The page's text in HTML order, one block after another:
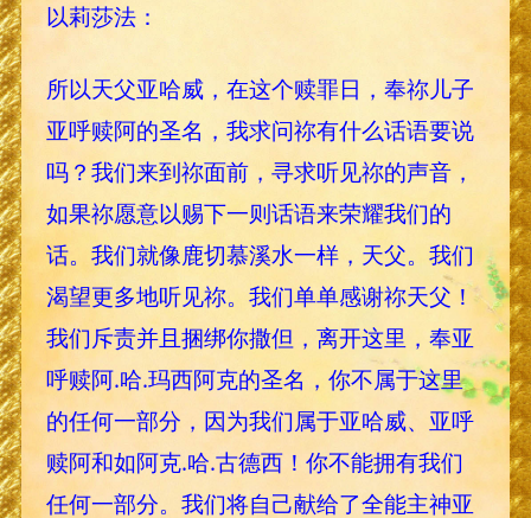
以莉莎法：
所以天父亚哈威，在这个赎罪日，奉祢儿子
亚呼赎阿的圣名，我求问祢有什么话语要说
吗？我们来到祢面前，寻求听见祢的声音，
如果祢愿意以赐下一则话语来荣耀我们的
话。我们就像鹿切慕溪水一样，天父。我们
渴望更多地听见祢。我们单单感谢祢天父！
我们斥责并且捆绑你撒但，离开这里，奉亚
呼赎阿.哈.玛西阿克的圣名，你不属于这里
的任何一部分，因为我们属于亚哈威、亚呼
赎阿和如阿克.哈.古德西！你不能拥有我们
任何一部分。我们将自己献给了全能主神亚